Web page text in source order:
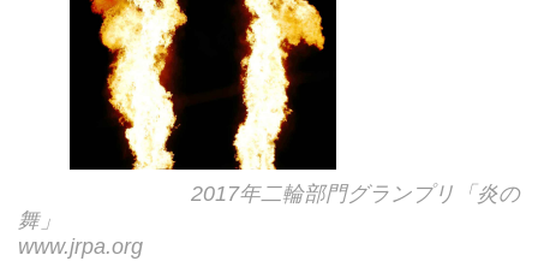
2017年二輪部門グランプリ「炎の
舞」
www.jrpa.org